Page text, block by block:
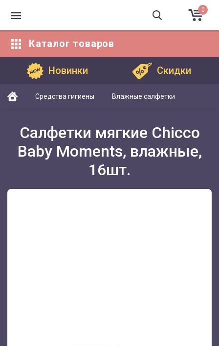
0
Каталог товаров
Новинки Скидки
Средства гигиены Влажные салфетки
Салфетки мягкие Chicco
Baby Moments, влажные,
16шт.